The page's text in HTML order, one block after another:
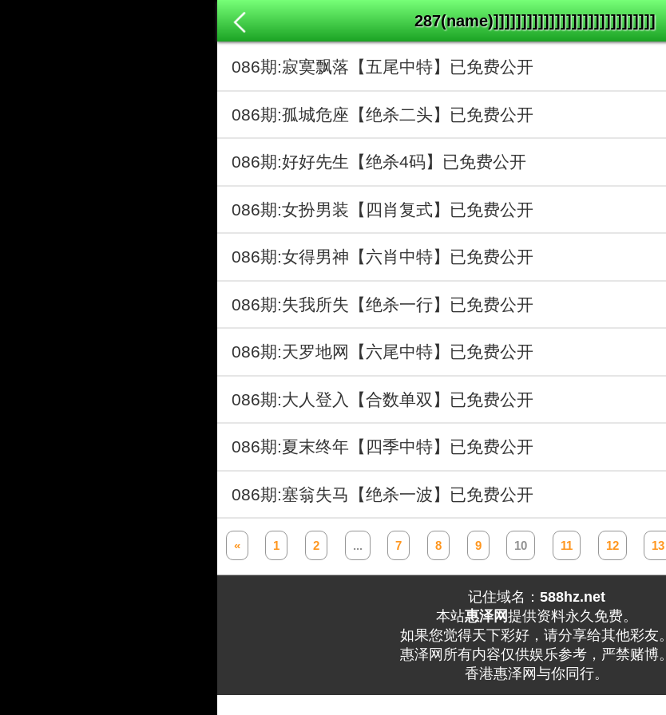
287(name)]]]]]]]]]]]]]]]]]]]]]]]]]]]]]
086期:寂寞飘落【五尾中特】已免费公开
086期:孤城危座【绝杀二头】已免费公开
086期:好好先生【绝杀4码】已免费公开
086期:女扮男装【四肖复式】已免费公开
086期:女得男神【六肖中特】已免费公开
086期:失我所失【绝杀一行】已免费公开
086期:天罗地网【六尾中特】已免费公开
086期:大人登入【合数单双】已免费公开
086期:夏末终年【四季中特】已免费公开
086期:塞翁失马【绝杀一波】已免费公开
« 1 2 ... 7 8 9 10 11 12 13
记住域名： 588hz.net
本站惠泽网提供资料永久免费。
如果您觉得天下彩好，请分享给其他彩友。
惠泽网所有内容仅供娱乐参考，严禁赌博。
香港惠泽网与你同行。